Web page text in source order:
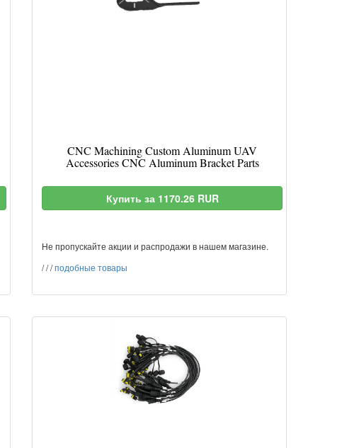
CNC Machining Custom Aluminum UAV
Accessories CNC Aluminum Bracket Parts
Купить за 1170.26 RUR
Не пропускайте акции и распродажи в нашем магазине.
///подобные товары